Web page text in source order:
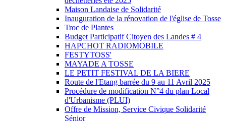
Maison Landaise de Solidarité
Inauguration de la rénovation de l'église de Tosse
Troc de Plantes
Budget Participatif Citoyen des Landes # 4
HAPCHOT RADIOMOBILE
FESTYTOSS'
MAYADE A TOSSE
LE PETIT FESTIVAL DE LA BIERE
Route de l'Etang barrée du 9 au 11 Avril 2025
Procédure de modification N°4 du plan Local
d'Urbanisme (PLUI)
Offre de Mission, Service Civique Solidarité
Sénior